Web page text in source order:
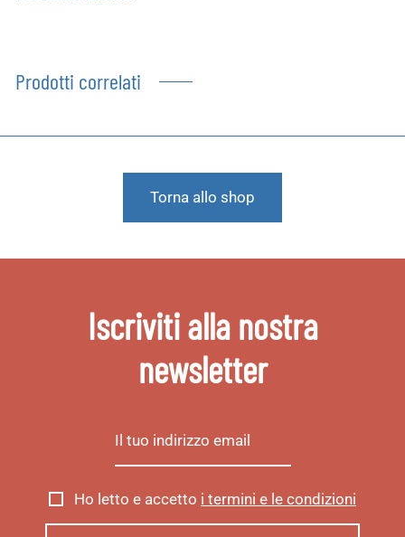
Prodotti correlati
Torna allo shop
Iscriviti alla nostra
newsletter
Ho letto e accetto i termini e le condizioni